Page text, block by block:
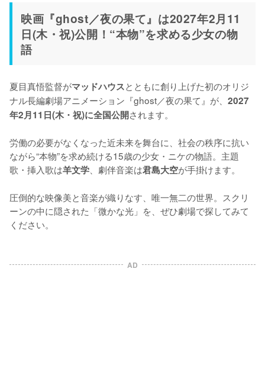
映画『ghost／夜の果て』は2027年2月11
日(木・祝)公開！“本物”を求める少女の物
語
夏目真悟監督がマッドハウスとともに創り上げた初のオリジ
ナル長編劇場アニメーション『ghost／夜の果て』が、 2027
年2月11日(木・祝)に全国公開されます。
労働の必要がなくなった近未来を舞台に、社会の秩序に抗い
ながら“本物”を求め続ける15歳の少女・ニケの物語。主題
歌・挿入歌は羊文学 、劇伴音楽は君島大空が手掛けます。
圧倒的な映像美と音楽が織りなす、唯一無二の世界。スクリ
ーンの中に隠された「微かな光」を、ぜひ劇場で探してみて
ください。
AD